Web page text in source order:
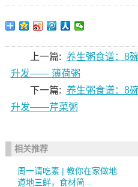
上一篇: 养生粥食谱：8
升发—— 薄荷粥
下一篇: 养生粥食谱：8
升发——芹菜粥
相关推荐
周一请吃素 | 教你在家做地
道地三鲜，食材简...